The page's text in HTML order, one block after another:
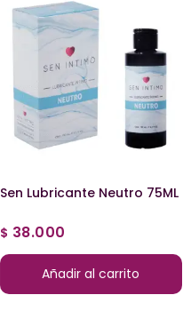
Sen Lubricante Neutro 75ML
$ 38.000
Añadir al carrito